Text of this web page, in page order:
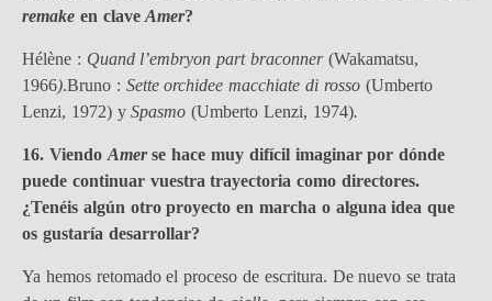
remake en claveAmer?
Hélène : Quand l’embryon part braconner (Wakamatsu,
1966).Bruno : Sette orchidee macchiate di rosso(Umberto
Lenzi, 1972) ySpasmo(Umberto Lenzi, 1974).
16. Viendo Amerse hace muy difícil imaginar por dónde
puede continuar vuestra trayectoria como directores.
¿Tenéis algún otro proyecto en marcha o alguna idea que
os gustaría desarrollar?
Ya hemos retomado el proceso de escritura. De nuevo se trata